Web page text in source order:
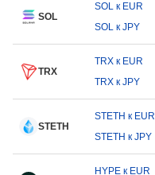
SOL
SOL к EUR
SOL к JPY
TRX
TRX к EUR
TRX к JPY
STETH
STETH к EUR
STETH к JPY
HYPE к EUR